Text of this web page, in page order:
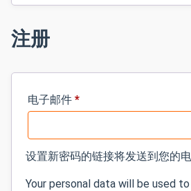
注册
电子邮件 *必
的
设置新密码的链接将发送到您的电
Your personal data will be used